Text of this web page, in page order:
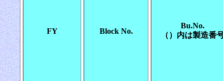
FY Block No.
Bu.No.
（）内は製造番